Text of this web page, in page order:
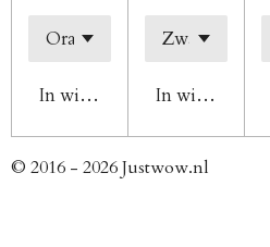
In winkelwagen
In
© 2016 - 2026 Justwow.nl